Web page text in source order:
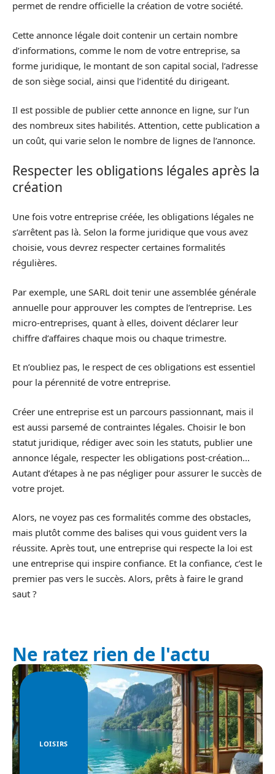
permet de rendre officielle la création de votre société.
Cette annonce légale doit contenir un certain nombre
d’informations, comme le nom de votre entreprise, sa
forme juridique, le montant de son capital social, l’adresse
de son siège social, ainsi que l’identité du dirigeant.
Il est possible de publier cette annonce en ligne, sur l’un
des nombreux sites habilités. Attention, cette publication a
un coût, qui varie selon le nombre de lignes de l’annonce.
Respecter les obligations légales après la
création
Une fois votre entreprise créée, les obligations légales ne
s’arrêtent pas là. Selon la forme juridique que vous avez
choisie, vous devrez respecter certaines formalités
régulières.
Par exemple, une SARL doit tenir une assemblée générale
annuelle pour approuver les comptes de l’entreprise. Les
micro-entreprises, quant à elles, doivent déclarer leur
chiffre d’affaires chaque mois ou chaque trimestre.
Et n’oubliez pas, le respect de ces obligations est essentiel
pour la pérennité de votre entreprise.
Créer une entreprise est un parcours passionnant, mais il
est aussi parsemé de contraintes légales. Choisir le bon
statut juridique, rédiger avec soin les statuts, publier une
annonce légale, respecter les obligations post-création…
Autant d’étapes à ne pas négliger pour assurer le succès de
votre projet.
Alors, ne voyez pas ces formalités comme des obstacles,
mais plutôt comme des balises qui vous guident vers la
réussite. Après tout, une entreprise qui respecte la loi est
une entreprise qui inspire confiance. Et la confiance, c’est le
premier pas vers le succès. Alors, prêts à faire le grand
saut ?
Ne ratez rien de l'actu
LOISIRS